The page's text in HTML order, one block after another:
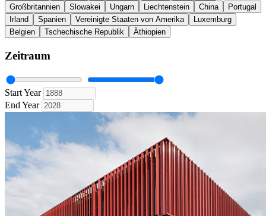
Großbritannien
Slowakei Ungarn Liechtenstein China
Portugal
Irland
Spanien Vereinigte Staaten von Amerika
Luxemburg
Belgien
Tschechische Republik Äthiopien
Zeitraum
Start Year
End Year